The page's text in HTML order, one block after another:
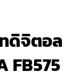
ดิจิตอล
FB575